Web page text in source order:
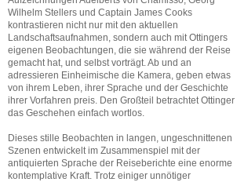
Wilhelm Stellers und Captain James Cooks
kontrastieren nicht nur mit den aktuellen
Landschaftsaufnahmen, sondern auch mit Ottingers
eigenen Beobachtungen, die sie während der Reise
gemacht hat, und selbst vorträgt. Ab und an
adressieren Einheimische die Kamera, geben etwas
von ihrem Leben, ihrer Sprache und der Geschichte
ihrer Vorfahren preis. Den Großteil betrachtet Ottinger
das Geschehen einfach wortlos.
Dieses stille Beobachten in langen, ungeschnittenen
Szenen entwickelt im Zusammenspiel mit der
antiquierten Sprache der Reiseberichte eine enorme
kontemplative Kraft. Trotz einiger unnötiger